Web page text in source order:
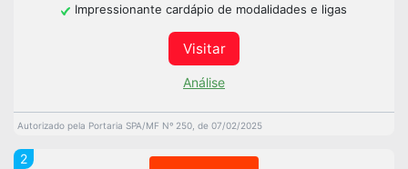
Impressionante cardápio de modalidades e ligas
Visitar
Análise
Autorizado pela Portaria SPA/MF Nº 250, de 07/02/2025
2